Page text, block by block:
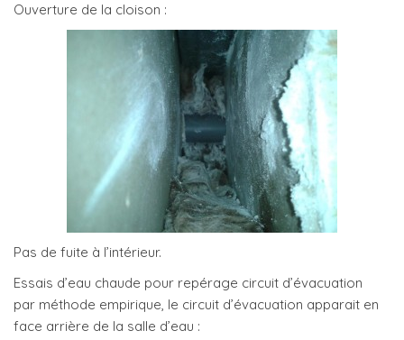
Ouverture de la cloison :
Pas de fuite à l’intérieur.
Essais d’eau chaude pour repérage circuit d’évacuation
par méthode empirique, le circuit d’évacuation apparait en
face arrière de la salle d’eau :